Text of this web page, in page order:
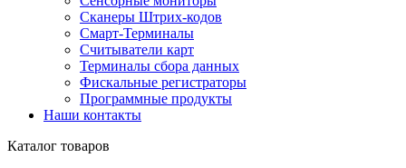
Сканеры Штрих-кодов
Смарт-Терминалы
Считыватели карт
Терминалы сбора данных
Фискальные регистраторы
Программные продукты
Наши контакты
Каталог товаров